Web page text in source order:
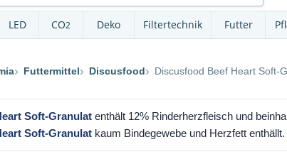
LED CO2 Deko Filtertechnik Futter
Futtermittel Discusfood Discusfood Beef Heart Soft-
Soft-Granulat enthält 12% Rinderherzfleisch und
Soft-Granulat kaum Bindegewebe und Herzfett enthällt.